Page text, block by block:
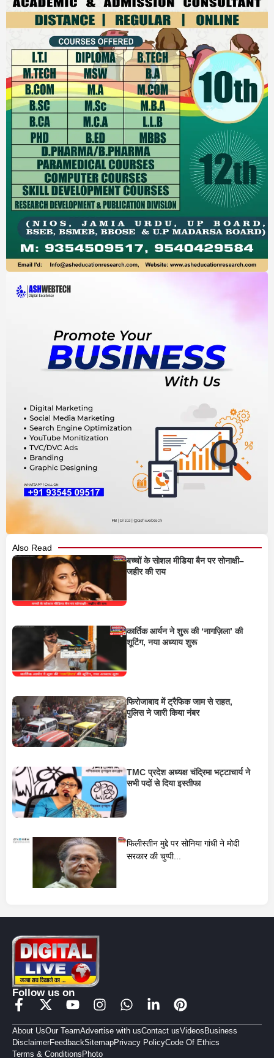
Also Read
बच्चों के सोशल मीडिया बैन पर सोनाक्षी–
जहीर की राय
कार्तिक आर्यन ने शुरू की ‘नागज़िला’ की
शूटिंग, नया अध्याय शुरू
फिरोजाबाद में ट्रैफिक जाम से राहत,
पुलिस ने जारी किया नंबर
TMC प्रदेश अध्यक्ष चंद्रिमा भट्टाचार्य ने
सभी पदों से दिया इस्तीफा
फिलीस्तीन मुद्दे पर सोनिया गांधी ने मोदी
सरकार की चुप्पी...
Follow us on
About UsOur TeamAdvertise with usContact usVideosBusiness
DisclaimerFeedbackSitemapPrivacy PolicyCode Of Ethics
Terms & ConditionsPhoto